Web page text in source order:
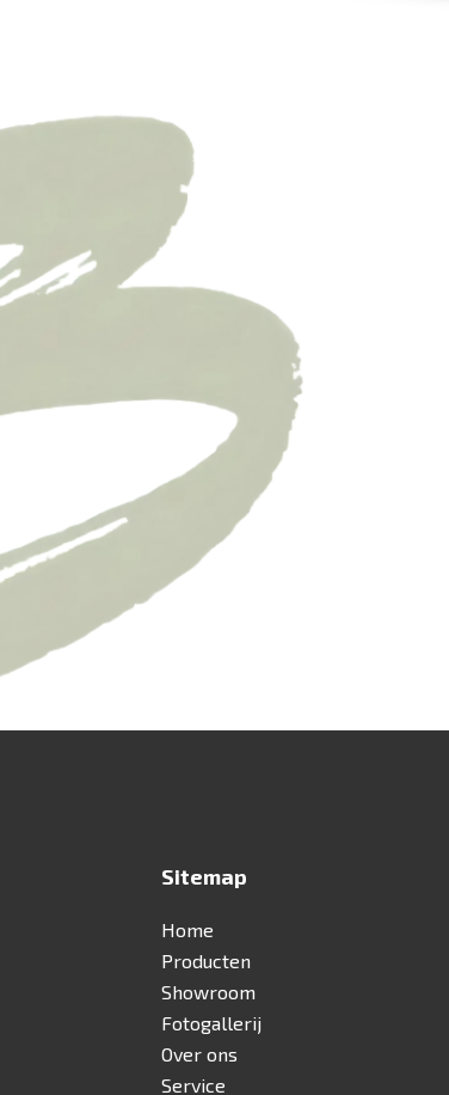
Sitemap
Home
Producten
Showroom
Fotogallerij
Over ons
Service